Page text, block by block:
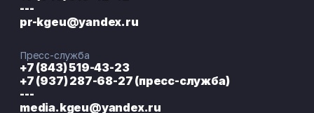
---
pr-kgeu@yandex.ru
Пресс-служба
+7 (843) 519-43-23
+7 (937) 287-68-27 (пресс-служба)
---
media.kgeu@yandex.ru